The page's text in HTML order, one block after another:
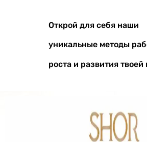
Открой для себя наши
уникальные методы
роста и развития твоей